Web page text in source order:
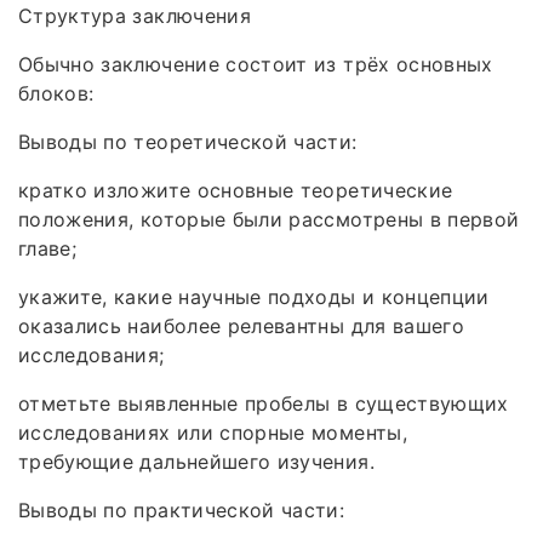
Структура заключения
Обычно заключение состоит из трёх основных
блоков:
Выводы по теоретической части:
кратко изложите основные теоретические
положения, которые были рассмотрены в первой
главе;
укажите, какие научные подходы и концепции
оказались наиболее релевантны для вашего
исследования;
отметьте выявленные пробелы в существующих
исследованиях или спорные моменты,
требующие дальнейшего изучения.
Выводы по практической части: